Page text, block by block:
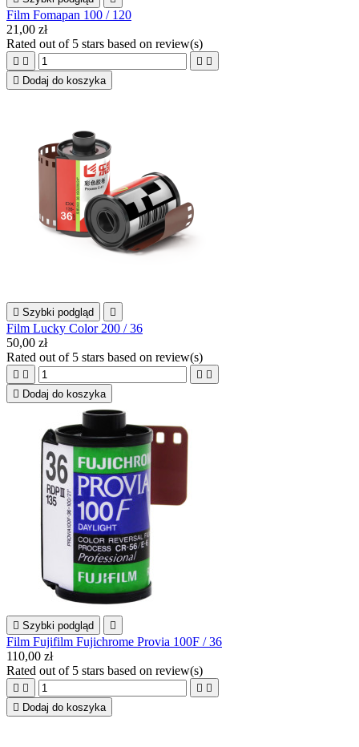
Film Fomapan 100 / 120
21,00 zł
Rated out of 5 stars based on review(s)
   
 Dodaj do koszyka
 Szybki podgląd 
Film Lucky Color 200 / 36
50,00 zł
Rated out of 5 stars based on review(s)
   
 Dodaj do koszyka
 Szybki podgląd 
Film Fujifilm Fujichrome Provia 100F / 36
110,00 zł
Rated out of 5 stars based on review(s)
   
 Dodaj do koszyka